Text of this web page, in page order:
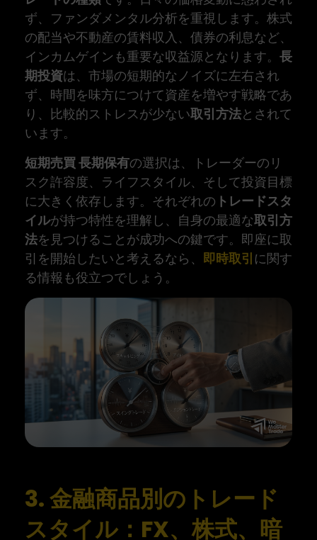
ず、ファンダメンタル分析を重視します。株式
の配当や不動産の賃料収入、債券の利息など、
インカムゲインも重要な収益源となります。 長
期投資は、市場の短期的なノイズに左右され
ず、時間を味方につけて資産を増やす戦略であ
り、比較的ストレスが少ない取引方法とされて
います。
短期売買 長期保有の選択は、トレーダーのリ
スク許容度、ライフスタイル、そして投資目標
に大きく依存します。それぞれの トレードスタ
イルが持つ特性を理解し、自身の最適な取引方
法を見つけることが成功への鍵です。即座に取
引を開始したいと考えるなら、 即時取引 に関す
る情報も役立つでしょう。
3. 金融商品別のトレード
スタイル：FX、株式、暗